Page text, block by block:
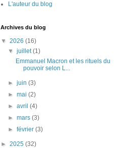
L'auteur du blog
Archives du blog
▼ 2026 (16)
▼juillet(1)
Emmanuel Macron et les rituels du
pouvoir selon L...
►juin(3)
►mai(2)
►avril(4)
►mars(3)
►février(3)
► 2025 (32)